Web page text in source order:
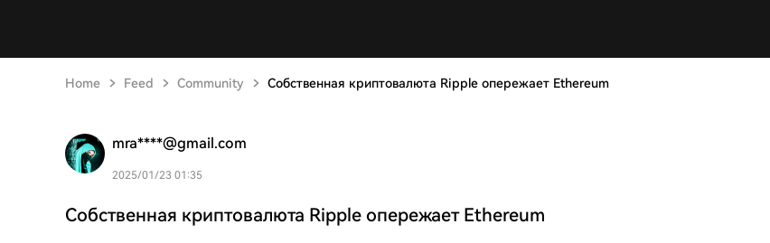
Home Feed Community Собственная криптовалюта Ripple опережает Ethereum
mra****@gmail.com
2025/01/23 01:35
Собственная криптовалюта Ripple опережает Ethereum